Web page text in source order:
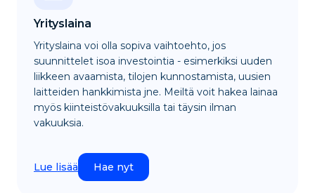
Yrityslaina
Yrityslaina voi olla sopiva vaihtoehto, jos
suunnittelet isoa investointia - esimerkiksi uuden
liikkeen avaamista, tilojen kunnostamista, uusien
laitteiden hankkimista jne. Meiltä voit hakea lainaa
myös kiinteistövakuuksilla tai täysin ilman
vakuuksia.
Lue lisää Hae nyt